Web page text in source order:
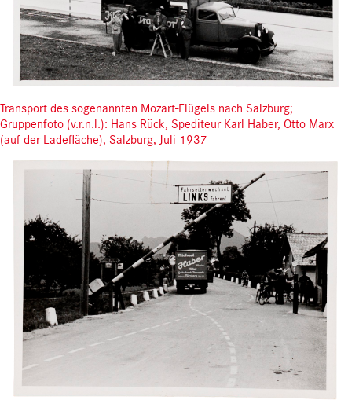
Transport des sogenannten Mozart-Flügels nach Salzburg;
Gruppenfoto (v.r.n.l.): Hans Rück, Spediteur Karl Haber, Otto Marx
(auf der Ladefläche), Salzburg, Juli 1937